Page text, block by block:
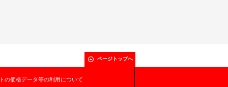
ページトップへ
の価格データ等の利用について